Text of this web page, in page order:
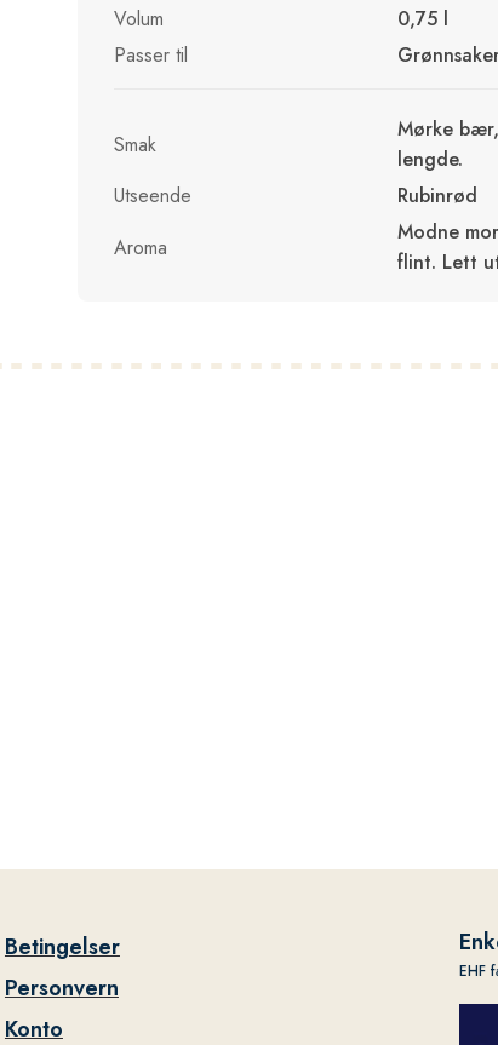
Volum
0,75 l
Passer til
Smak
Mørke
lengde.
Utseende
Rubinrød
Aroma
Modne
flint. Lett
Betingelser
Personvern
Konto
EHF